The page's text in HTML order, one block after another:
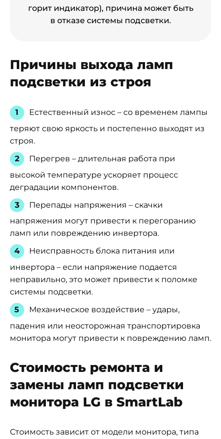
горит индикатор), причина может быть
в отказе системы подсветки.
Причины выхода ламп
подсветки из строя
Естественный износ – со временем лампы
теряют свою яркость и постепенно выходят из
строя.
Перегрев – длительная работа при
высокой температуре ускоряет процесс
деградации компонентов.
Перепады напряжения – скачки
напряжения могут привести к перегоранию
ламп или повреждению инвертора.
Неисправность блока питания или
инвертора – если напряжение подается
неправильно, это может привести к поломке
системы подсветки.
Механическое воздействие – удары,
падения или неосторожная транспортировка
монитора могут привести к повреждению ламп.
Стоимость ремонта и
замены ламп подсветки
монитора LG в SmartLab
Стоимость зависит от модели монитора, типа